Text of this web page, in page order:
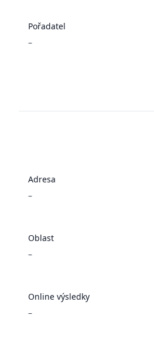
Pořadatel
–
Adresa
–
Oblast
–
Online výsledky
–